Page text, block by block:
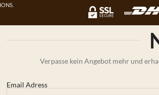
Verpasse kein Angebot mehr und
Email Adress